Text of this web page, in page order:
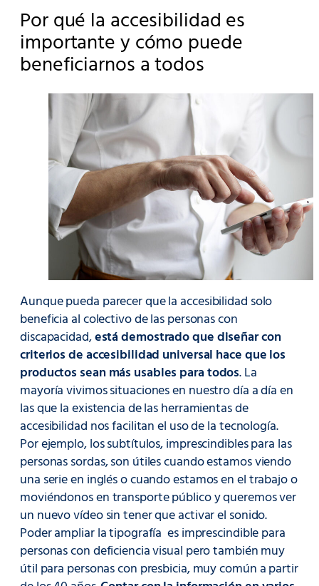
Por qué la accesibilidad es
importante y cómo puede
beneficiarnos a todos
Aunque pueda parecer que la accesibilidad solo
beneficia al colectivo de las personas con
discapacidad,está demostrado que diseñar con
criterios de accesibilidad universal hace que los
productos sean más usables para todos. La
mayoría vivimos situaciones en nuestro día a día en
las que la existencia de las herramientas de
accesibilidad nos facilitan el uso de la tecnología.
Por ejemplo, los subtítulos, imprescindibles para las
personas sordas, son útiles cuando estamos viendo
una serie en inglés o cuando estamos en el trabajo o
moviéndonos en transporte público y queremos ver
un nuevo vídeo sin tener que activar el sonido.
Poder ampliar la tipografía es imprescindible para
personas con deficiencia visual pero también muy
útil para personas con presbicia, muy común a partir